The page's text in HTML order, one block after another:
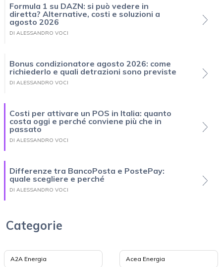
Formula 1 su DAZN: si può vedere in
diretta? Alternative, costi e soluzioni a
agosto 2026
DI ALESSANDRO VOCI
Bonus condizionatore agosto 2026: come
richiederlo e quali detrazioni sono previste
DI ALESSANDRO VOCI
Costi per attivare un POS in Italia: quanto
costa oggi e perché conviene più che in
passato
DI ALESSANDRO VOCI
Differenze tra BancoPosta e PostePay:
quale scegliere e perché
DI ALESSANDRO VOCI
Categorie
A2A Energia Acea Energia